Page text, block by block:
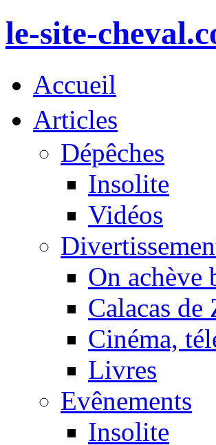
le-site-
Accueil
Articles
Dépêches
Insolite
Vidéos
On achève
Calacas de
Cinéma,
Livres
Evênements
Insolite